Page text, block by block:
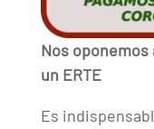
Nos
un ERTE
Es